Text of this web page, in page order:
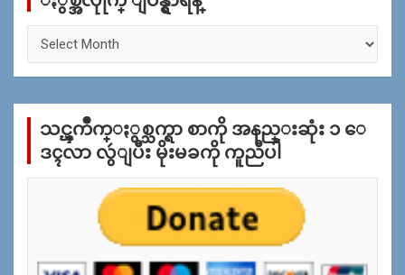
က္
န္
သင္ၾကိဳက္ႏွစ္သက္ရာ စာကို အနည္းဆုံး ၁ ေ
ဒၚလာ လွဴျပီး မိုးမခကို ကူညီပါ